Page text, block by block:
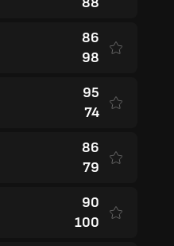
86
98
95
74
86
79
90
100